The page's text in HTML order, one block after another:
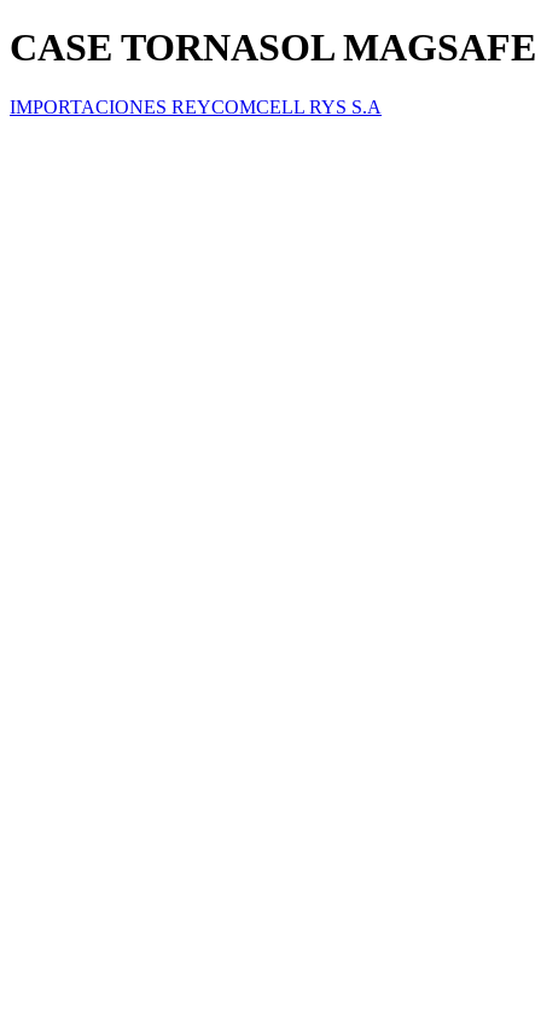
CASE TORNASOL MAGSAFE
IMPORTACIONES REYCOMCELL RYS S.A